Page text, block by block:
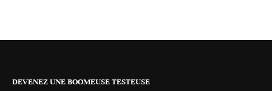
DEVENEZ UNE BOOMEUSE TESTEUSE